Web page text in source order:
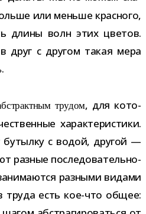
или меньше крас­ного,
длины волн этих цве­тов.
друг с дру­гом такая мера
.
тру­дом, для кото­
харак­те­ри­стики.
с водой, дру­гой —
раз­ные после­до­ва­тель­но­
раз­ными видами
труда есть кое-​что общее: